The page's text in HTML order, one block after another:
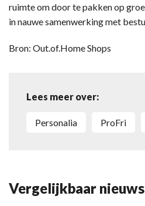
ruimte om door te pakken op
in nauwe samenwerking met
Bron: Out.of.Home Shops
Lees meer over:
Personalia ProFri
Vergelijkbaar nieuws